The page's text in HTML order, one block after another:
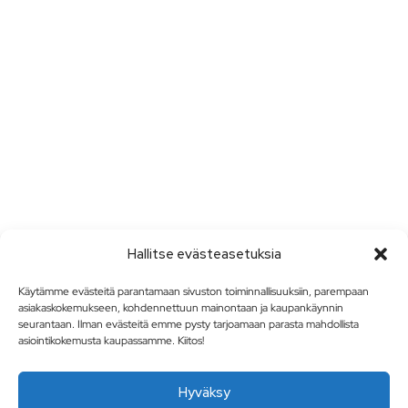
Hallitse evästeasetuksia
Käytämme evästeitä parantamaan sivuston toiminnallisuuksiin, parempaan
asiakaskokemukseen, kohdennettuun mainontaan ja kaupankäynnin
seurantaan. Ilman evästeitä emme pysty tarjoamaan parasta mahdollista
asiointikokemusta kaupassamme. Kiitos!
Hyväksy